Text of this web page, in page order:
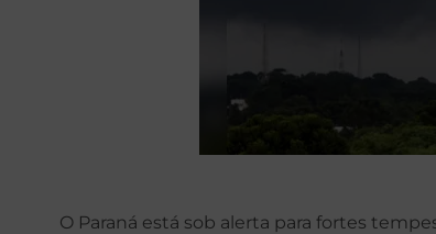
O Paraná está sob alerta para fortes